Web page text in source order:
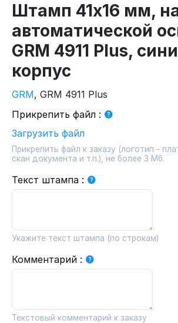
Штамп 41х16 мм,
автоматической
GRM 4911 Plus,
корпус
GRM, GRM 4911 Plus
Прикрепить файл :
Загрузить файл
Прикрепить файл к заказу (логотип -
скан документа и т.п.), не более 3 Мб.
Текст штампа :
Укажите текст штампа (по строкам)
Комментарий :
Текстовый комментарий к заказу